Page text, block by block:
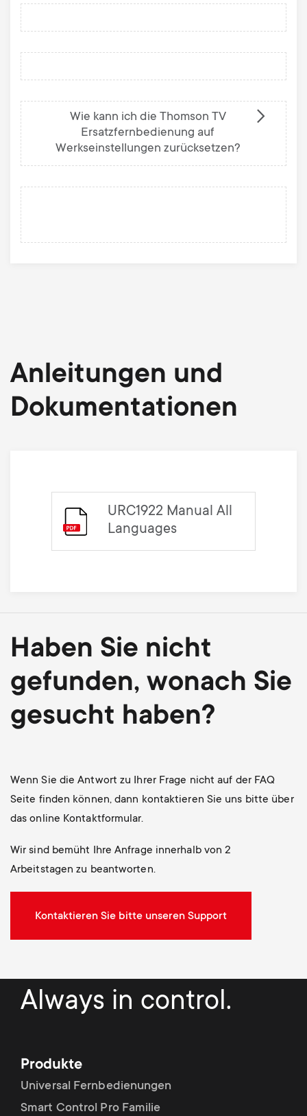
Wie kann ich die Thomson TV
Ersatzfernbedienung auf
Werkseinstellungen zurücksetzen?
Anleitungen und
Dokumentationen
URC1922 Manual All
Languages
Haben Sie nicht
gefunden, wonach Sie
gesucht haben?
Wenn Sie die Antwort zu Ihrer Frage nicht auf der FAQ
Seite finden können, dann kontaktieren Sie uns bitte über
das online Kontaktformular.
Wir sind bemüht Ihre Anfrage innerhalb von 2
Arbeitstagen zu beantworten.
Kontaktieren Sie bitte unseren Support
Always in control.
Produkte
Universal Fernbedienungen
Smart Control Pro Familie